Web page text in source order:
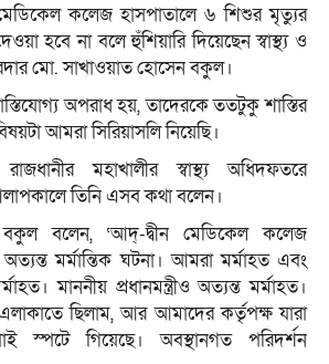
কলেজ হাসপাতালে ৬ শিশুর মৃত্যুর
হবে না বলে হুঁশিয়ারি দিয়েছেন স্বাস্থ্য ও
মো. সাখাওয়াত হোসেন বকুল।
অপরাধ হয়, তাদেরকে ততটুকু শাস্তির
আমরা সিরিয়াসলি নিয়েছি।
মহাখালীর স্বাস্থ্য অধিদফতরে
তিনি এসব কথা বলেন।
বলেন, ‘আদ্-দ্বীন মেডিকেল কলেজ
অত্যন্ত মর্মান্তিক ঘটনা। আমরা মর্মাহত এবং
মাননীয় প্রধানমন্ত্রীও অত্যন্ত মর্মাহত।
ছিলাম, আর আমাদের কর্তৃপক্ষ যারা
স্পটে গিয়েছে। অবস্থানগত পরিদর্শন